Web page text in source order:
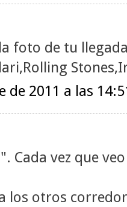
foto de tu
de 2011 a las
Cada vez que
los otros